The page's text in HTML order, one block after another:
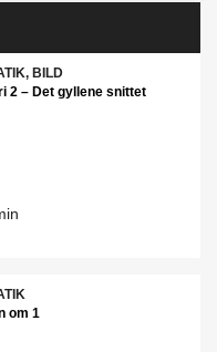
BILD
2 – Det gyllene snittet
om 1